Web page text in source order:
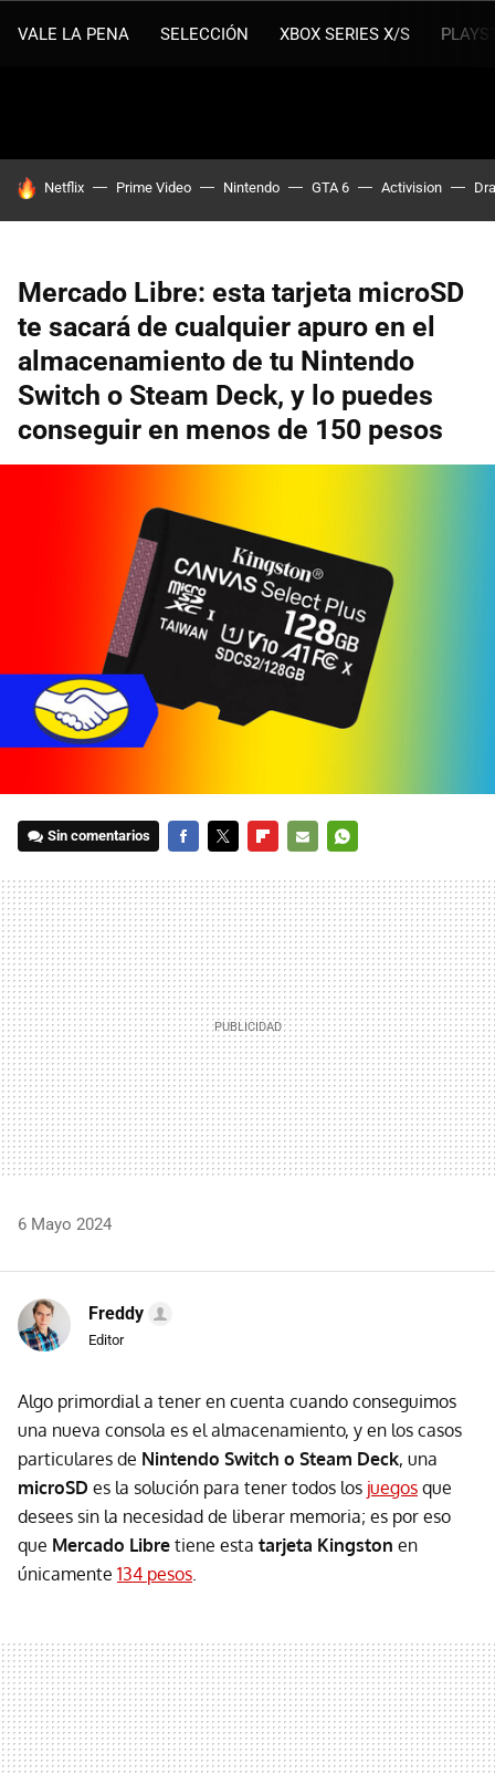
VALE LA PENA SELECCIÓN XBOX SERIES X/S
HOY SE HABLA DE
Netflix Prime Video Nintendo GTA 6 Activision
Mercado Libre: esta tarjeta microSD
te sacará de cualquier apuro en el
almacenamiento de tu Nintendo
Switch o Steam Deck, y lo puedes
conseguir en menos de 150 pesos
Sin comentarios
MAIL
6 Mayo 2024
Freddy
Editor
Algo primordial a tener en cuenta cuando conseguimos
una nueva consola es el almacenamiento, y en los casos
particulares de Nintendo Switch o Steam Deck, una
microSD es la solución para tener todos los juegos que
desees sin la necesidad de liberar memoria; es por eso
que Mercado Libre tiene esta tarjeta Kingston en
únicamente 134 pesos.